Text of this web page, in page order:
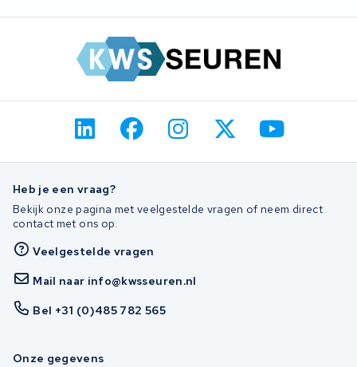
Heb je een vraag?
Bekijk onze pagina met veelgestelde vragen of neem direct
contact met ons op.
Veelgestelde vragen
Mail naar info@kwsseuren.nl
Bel +31 (0)485 782 565
Onze gegevens